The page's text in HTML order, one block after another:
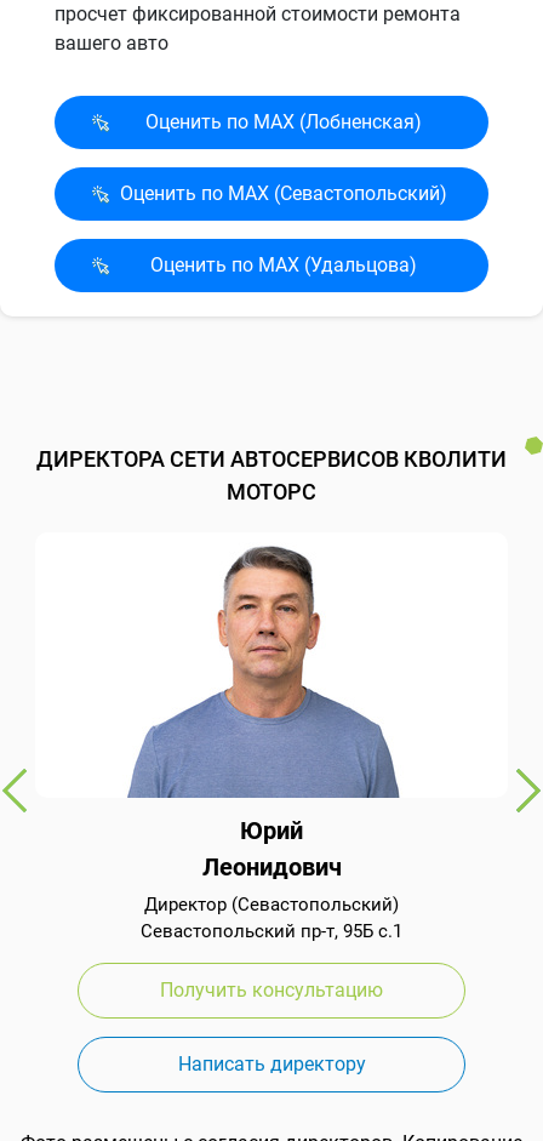
просчет фиксированной стоимости ремонта
вашего авто
Оценить по MAX (Лобненская)
Оценить по MAX (Севасто­польский)
Оценить по MAX (Удальцова)
ДИРЕКТОРА СЕТИ АВТОСЕРВИСОВ КВОЛИТИ
МОТОРС
Юрий
Леонидович
Директор (Севастопольский)
Севастопольский пр-т, 95Б с.1
Получить консультацию
Написать директору